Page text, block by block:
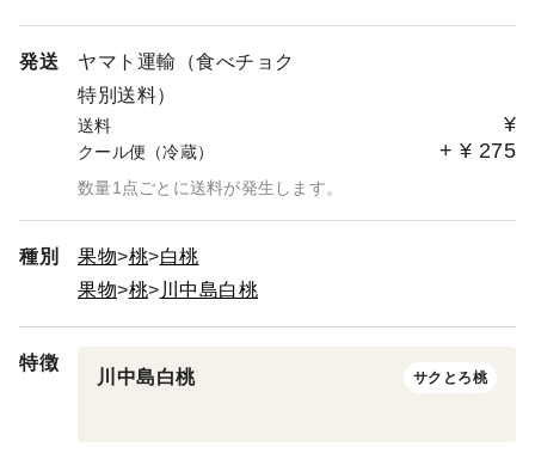
発送
ヤマト運輸（食べチョク
特別送料）
送料 ¥
クール便（冷蔵） + ¥ 275
数量1点ごとに送料が発生します。
種別 果物 桃
白桃
果物
桃 川中島白桃
特徴
川中島白桃 サクとろ桃